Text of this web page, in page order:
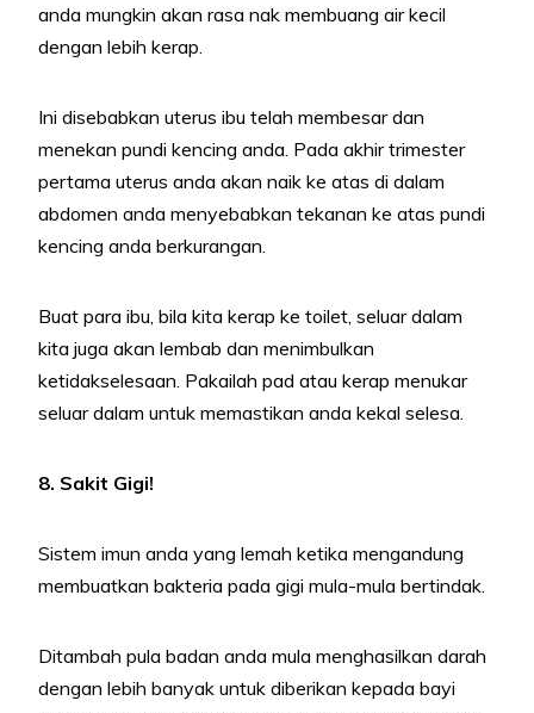
anda mungkin akan rasa nak membuang air kecil
dengan lebih kerap.
Ini disebabkan uterus ibu telah membesar dan
menekan pundi kencing anda. Pada akhir trimester
pertama uterus anda akan naik ke atas di dalam
abdomen anda menyebabkan tekanan ke atas pundi
kencing anda berkurangan.
Buat para ibu, bila kita kerap ke toilet, seluar dalam
kita juga akan lembab dan menimbulkan
ketidakselesaan. Pakailah pad atau kerap menukar
seluar dalam untuk memastikan anda kekal selesa.
8. Sakit Gigi!
Sistem imun anda yang lemah ketika mengandung
membuatkan bakteria pada gigi mula-mula bertindak.
Ditambah pula badan anda mula menghasilkan darah
dengan lebih banyak untuk diberikan kepada bayi